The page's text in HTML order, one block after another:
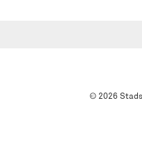
© 2026